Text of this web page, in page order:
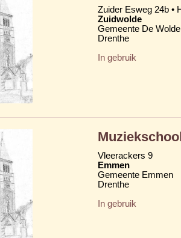
Zuider Esweg 24b •
Zuidwolde
Gemeente De
Drenthe
In gebruik
Vleerackers 9
Emmen
Gemeente Emmen
Drenthe
In gebruik